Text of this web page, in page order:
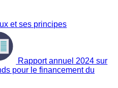
et ses principes
Rapport annuel 2024 sur
pour le financement du